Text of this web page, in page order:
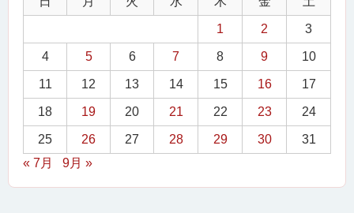
1 2 3
4 5 6 7 8 9 10
11 12 13 14 15 16 17
18 19 20 21 22 23 24
25 26 27 28 29 30
31
« 7月
9月 »